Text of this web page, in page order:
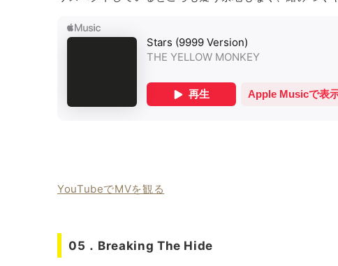
YouTubeでMVを観る
05．Breaking The Hide